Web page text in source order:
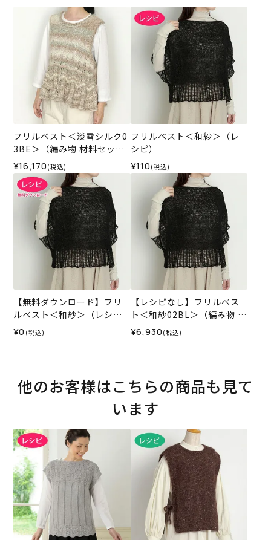
フリルベスト＜淡雪シルク0
3BE＞（編み物 材料セッ
ト）
¥16,170 (税込)
フリルベスト＜和紗＞（レ
シピ）
¥110 (税込)
【無料ダウンロード】フリ
ルベスト＜和紗＞（レシ
ピ）
¥0 (税込)
【レシピなし】フリルベス
ト＜和紗02BL＞（編み物 材
料セット）
¥6,930 (税込)
他のお客様はこちらの商品も見て
います